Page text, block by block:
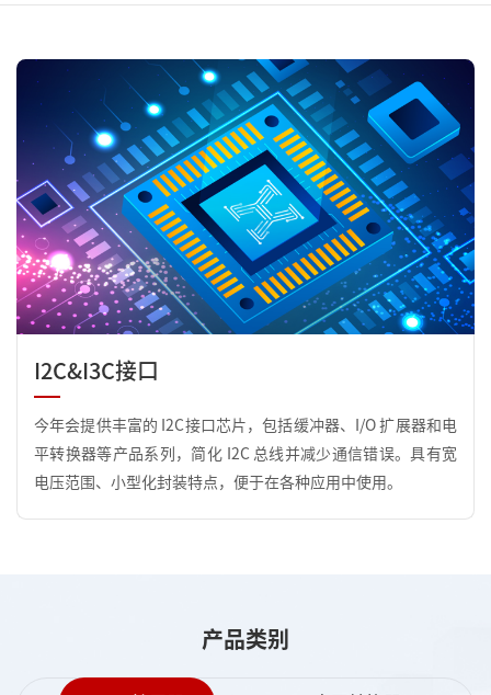
I2C&I3C接口
今年会提供丰富的 I2C接口芯片，包括缓冲器、I/O 扩展器和电
平转换器等产品系列，简化 I2C 总线并减少通信错误。具有宽
电压范围、小型化封装特点，便于在各种应用中使用。
产品类别